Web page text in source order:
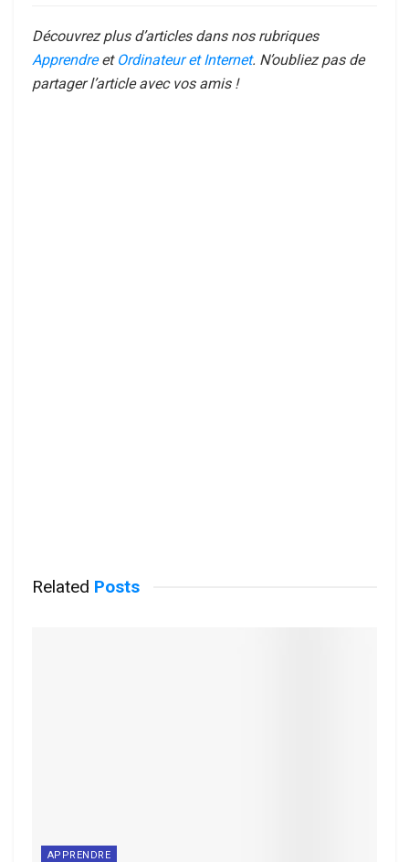
Découvrez plus d’articles dans nos rubriques
Apprendreet Ordinateur et Internet. N’oubliez pas de
partager l’article avec vos amis !
Related Posts
APPRENDRE